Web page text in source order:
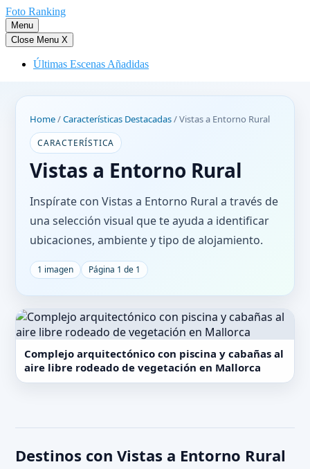
Saltar
al
contenido
Foto Ranking
Menu
Close Menu X
Últimas Escenas Añadidas
Home/Características Destacadas/Vistas a Entorno Rural
CARACTERÍSTICA
Vistas a Entorno Rural
Inspírate con Vistas a Entorno Rural a través de
una selección visual que te ayuda a identificar
ubicaciones, ambiente y tipo de alojamiento.
1 imagen Página 1 de 1
Complejo arquitectónico con piscina y cabañas al
aire libre rodeado de vegetación en Mallorca
Destinos con Vistas a Entorno Rural